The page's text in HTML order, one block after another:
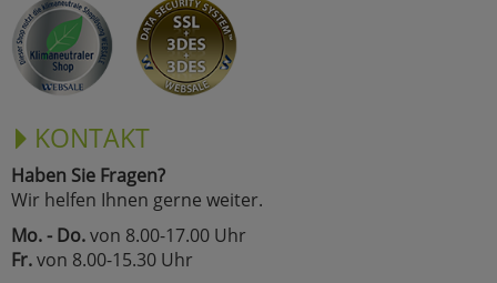
KONTAKT
Haben Sie Fragen?
Wir helfen Ihnen gerne weiter.
Mo. - Do.von 8.00-17.00 Uhr
Fr.von 8.00-15.30 Uhr